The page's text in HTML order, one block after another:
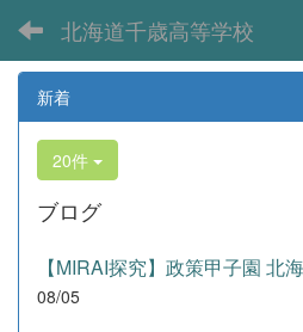
北海道千歳高等学校
新着
20件
ブログ
08/05